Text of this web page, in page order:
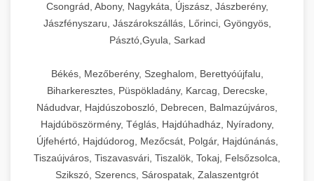
Ipari mosogatógépek teljes kínálata -
chef-iparikonyhagepek.hu
kereskedelmi mosogatógép és tisztítóberendezések
Biztonságos kezelést biztosító védőburkolatok
és kapcsolók védelmet nyújtanak a kezelők
számára.
Sajtreszelő gépek szakmai választéka -
chef-iparikonyhagepek.hu
kereskedelmi sajtreszelő és aprítógépek
feldolgozógépeken (szeletelők, aprítók,
mixerek) át egészen a hűtő- és fagyasztó
berendezésekig, mosogatógépekig és
megtalál. Szakértő tanácsadóink segítenek a
megfelelő berendezések kiválasztásában, a
konyha optimális elrendezésének
megtervezésében, valamint a telepítés és az
üzembe helyezés koordinálásában. Hosszú távú
garancia, gyors szerviz és folyamatos műszaki
Csongrád, Abony, Nagykáta, Újszász, Jászberény,
Jászfényszaru, Jászárokszállás, Lőrinci, Gyöngyös,
Pásztó,Gyula, Sarkad
Békés, Mezőberény, Szeghalom, Berettyóújfalu,
Biharkeresztes, Püspökladány, Karcag, Derecske,
Nádudvar, Hajdúszoboszló, Debrecen, Balmazújváros,
Hajdúböszörmény, Téglás, Hajdúhadház, Nyíradony,
Újfehértó, Hajdúdorog, Mezőcsát, Polgár, Hajdúnánás,
Tiszaújváros, Tiszavasvári, Tiszalök, Tokaj, Felsőzsolca,
Szikszó, Szerencs, Sárospatak, Zalaszentgrót